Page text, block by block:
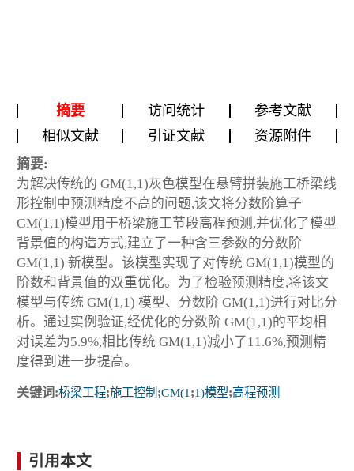
摘要 访问统计
参考文献
相似文献
引证文献 资源附件
摘要:
为解决传统的 GM(1,1)灰色模型在悬臂拼装施工桥梁线
形控制中预测精度不高的问题,该文将分数阶算子
GM(1,1)模型用于桥梁施工节段高程预测,并优化了模型
背景值的构造方式,建立了一种含三参数的分数阶
GM(1,1) 新模型。该模型实现了对传统 GM(1,1)模型的
阶数和背景值的双重优化。为了检验预测精度,将该文
模型与传统 GM(1,1) 模型、分数阶 GM(1,1)进行对比分
析。通过实例验证,经优化的分数阶 GM(1,1)的平均相
对误差为5.9%,相比传统 GM(1,1)减小了11.6%,预测精
度得到进一步提高。
关键词:桥梁工程;施工控制 ;GM(1 ;1)模型;高程预测
引用本文